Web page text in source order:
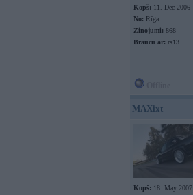
Kopš: 11. Dec 2006
No: Rīga
Ziņojumi: 868
Braucu ar: rs13
MAXixt
Kopš: 18. May 2007